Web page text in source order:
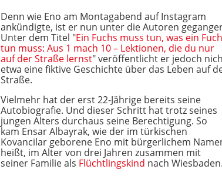
Denn wie Eno am Montagabend auf Instagram
ankündigte, ist er nun unter die Autoren
Unter dem Titel "Ein Fuchs muss tun, was ein
tun muss: Aus 1 mach 10 – Lektionen, die du nur
auf der Straße lernst" veröffentlicht er jedoch
etwa eine fiktive Geschichte über das Leben auf
Straße.
Vielmehr hat der erst 22-Jährige bereits seine
Autobiografie. Und dieser Schritt hat trotz seines
jungen Alters durchaus seine Berechtigung. So
kam Ensar Albayrak, wie der im türkischen
Kovancilar geborene Eno mit bürgerlichem
heißt, im Alter von drei Jahren zusammen mit
seiner Familie als Flüchtlingskind nach Wiesbaden.